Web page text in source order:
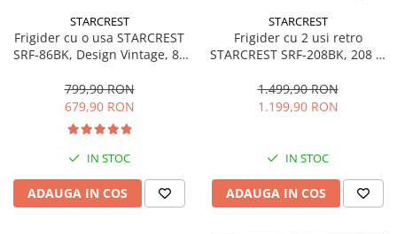
STARCREST
Frigider cu o usa STARCREST
SRF-86BK, Design Vintage, 85
interioara, H 84 cm, Negru
799,90 RON
679,90 RON
IN STOC
ADAUGA IN COS
STARCREST
Frigider cu 2 usi retro
STARCREST SRF-208BK, 208 L,
Iluminare LED, Termostat
Reglabil, H 147 cm, Negru
1.499,90 RON
1.199,90 RON
IN STOC
ADAUGA IN COS